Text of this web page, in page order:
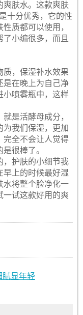
爽肤水。这款爽肤
十分优秀，它的性
质都可以使用，
小编很多，而且
质，保湿补水效果
是在晚上为自己净
小喷雾瓶中，这样
是活酵母成分，
为我们保湿，更加
完全不会让人觉得
很棒了。
，护肤的小细节我
早上的时候最好湿
水将整个脸净化一
一试这款好用的爽
腻显年轻